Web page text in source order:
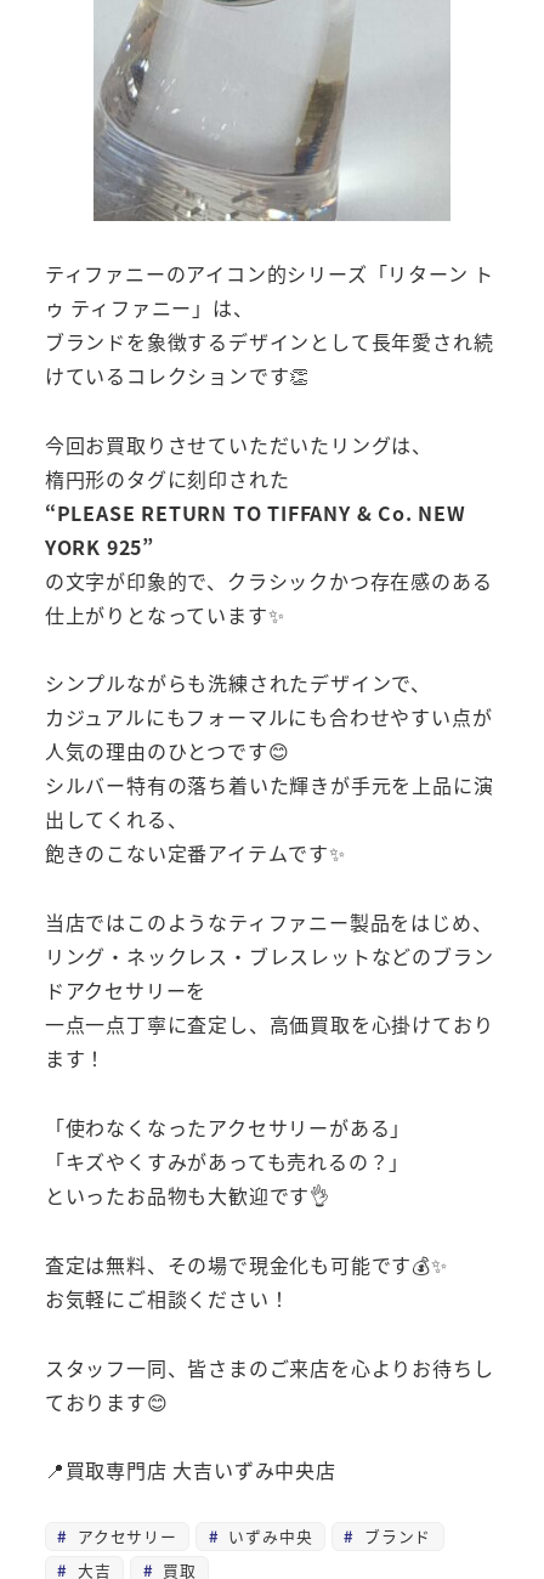
ティファニーのアイコン的シリーズ「リターン ト
ゥ ティファニー」は、
ブランドを象徴するデザインとして長年愛され続
けているコレクションです👏
今回お買取りさせていただいたリングは、
楕円形のタグに刻印された
“PLEASE RETURN TO TIFFANY & Co. NEW
YORK 925”
の文字が印象的で、クラシックかつ存在感のある
仕上がりとなっています✨
シンプルながらも洗練されたデザインで、
カジュアルにもフォーマルにも合わせやすい点が
人気の理由のひとつです😊
シルバー特有の落ち着いた輝きが手元を上品に演
出してくれる、
飽きのこない定番アイテムです✨
当店ではこのようなティファニー製品をはじめ、
リング・ネックレス・ブレスレットなどのブラン
ドアクセサリーを
一点一点丁寧に査定し、高価買取を心掛けており
ます！
「使わなくなったアクセサリーがある」
「キズやくすみがあっても売れるの？」
といったお品物も大歓迎です👌
査定は無料、その場で現金化も可能です💰✨
お気軽にご相談ください！
スタッフ一同、皆さまのご来店を心よりお待ちし
ております😊
📍買取専門店 大吉いずみ中央店
アクセサリー いずみ中央
ブランド
大吉
買取